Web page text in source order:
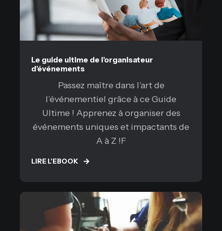
Le guide ultime de l’organisateur
d’événements
Passez maître dans l’art de
l’événementiel grâce à ce Guide
Ultime ! Apprenez à organiser des
événements uniques et impactants de
A à Z !F
LIRE L'EBOOK